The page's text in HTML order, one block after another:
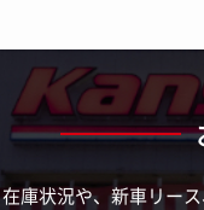
在庫状況や、新車リー